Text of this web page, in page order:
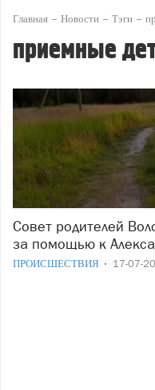
Главная Новости Тэги
приемные
Совет родителей Вологодской области обратился
за помощью к
ПРОИСШЕСТВИЯ 17-07-